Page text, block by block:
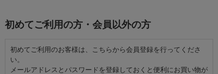
初めてご利用の方・会員以外の方
初めてご利用のお客様は、こちらから会員登録を行ってくださ
い。
メールアドレスとパスワードを登録しておくと便利にお買い物が